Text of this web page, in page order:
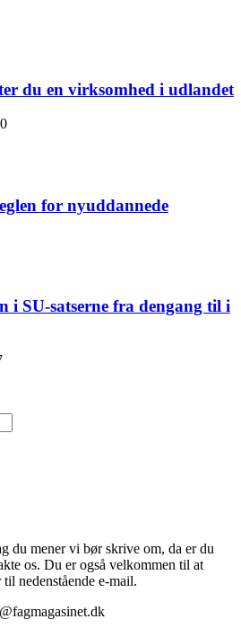
du en virksomhed i udlandet
for nyuddannede
i SU-satserne fra dengang til i
du mener vi bør skrive om, da er du
os. Du er også velkommen til at
til nedenstående e-mail.